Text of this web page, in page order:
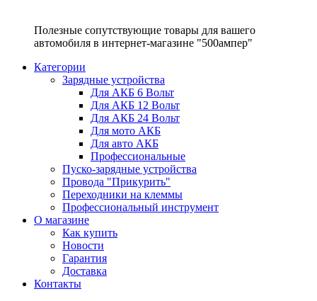
Полезные сопутствующие товары для вашего
автомобиля в интернет-магазине "500ампер"
Категории
Зарядные устройства
Для АКБ 6 Вольт
Для АКБ 12 Вольт
Для АКБ 24 Вольт
Для мото АКБ
Для авто АКБ
Профессиональные
Пуско-зарядные устройства
Провода "Прикурить"
Переходники на клеммы
Профессиональный инструмент
О магазине
Как купить
Новости
Гарантия
Доставка
Контакты